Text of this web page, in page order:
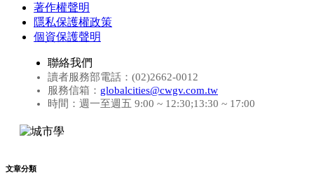
著作權聲明
隱私保護權政策
個資保護聲明
聯絡我們
讀者服務部電話：(02)2662-0012
服務信箱： globalcities@cwgv.com.tw
時間：週一至週五 9:00 ~ 12:30;13:30 ~ 17:00
文章分類